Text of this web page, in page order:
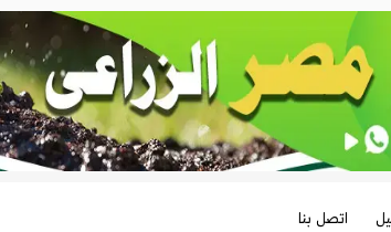
اتصل بنا